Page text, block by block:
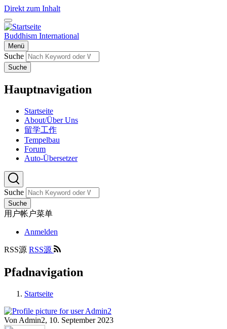
Direkt zum Inhalt
Buddhism International
Menü
Suche
Suche
Hauptnavigation
Startseite
About/Über Uns
留学工作
Tempelbau
Forum
Auto-Übersetzer
Suche
Suche
用户帐户菜单
Anmelden
RSS源 RSS源
Pfadnavigation
Startseite
Von Admin2, 10. September 2023